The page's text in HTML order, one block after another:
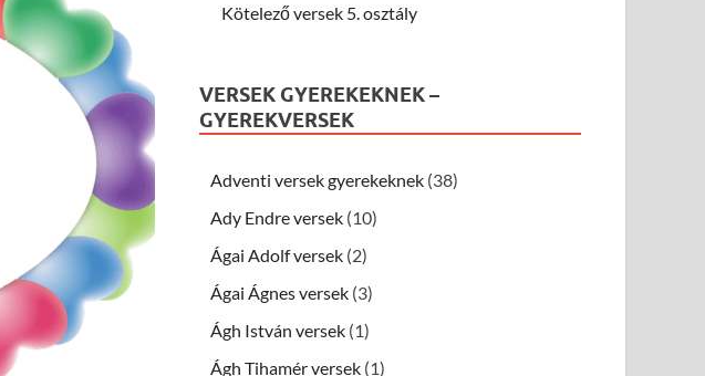
Kötelező versek 5. osztály
VERSEK GYEREKEKNEK –
GYEREKVERSEK
Adventi versek gyerekeknek (38)
Ady Endre versek (10)
Ágai Adolf versek (2)
Ágai Ágnes versek (3)
Ágh István versek (1)
Ágh Tihamér versek (1)